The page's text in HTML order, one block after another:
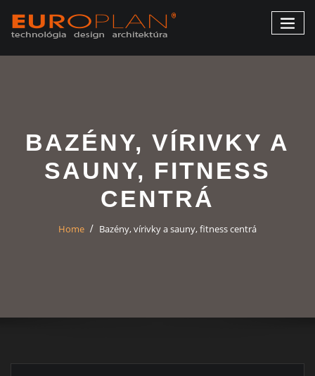
BAZÉNY, VÍRIVKY A
SAUNY, FITNESS
CENTRÁ
Home Bazény, vírivky a sauny, fitness centrá